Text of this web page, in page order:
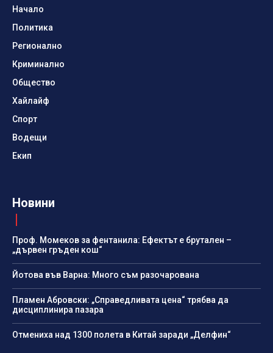
Начало
Политика
Регионално
Криминално
Общество
Хайлайф
Спорт
Водещи
Екип
Новини
Проф. Момеков за фентанила: Ефектът е брутален –
„дървен гръден кош“
Йотова във Варна: Много съм разочарована
Пламен Абровски: „Справедливата цена“ трябва да
дисциплинира пазара
Отмениха над 1300 полета в Китай заради „Делфин“